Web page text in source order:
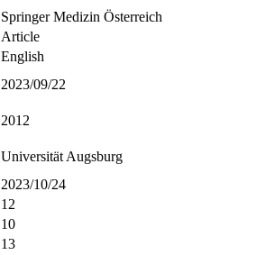
Springer Medizin Österreich
Article
English
2023/09/22
2012
Universität Augsburg
2023/10/24
12
10
13